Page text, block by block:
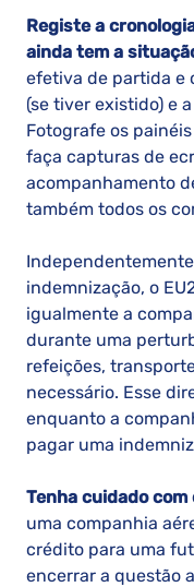
Registe a
ainda tem a
efetiva de partida e
(se tiver existido) e
Fotografe os
faça capturas de
acompanhamento
também todos os
indemnização, o
igualmente a
durante uma
refeições,
necessário. Esse
enquanto a
pagar uma
Tenha cuidado
uma companhia
crédito para uma
encerrar a questão